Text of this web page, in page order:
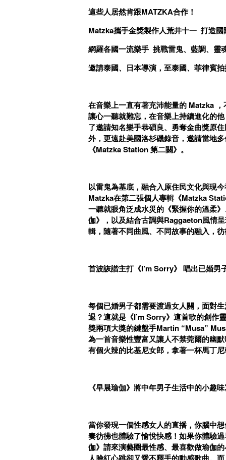
這些人居然肯跟MATZKA合作！
Matzka攜手金獎製作人荒井十一 打造國
網羅各國一流樂手 挑戰雷鬼、藍調、靈
邀請泰國、日本導演，至泰國、菲律賓
在音樂上一直有著充沛能量的 Matzka
讓心一聽就難忘，在音樂上持續進化的
了邀請知名樂手恭碩良、勇奪金曲獎原
外，更遠赴美國洛杉磯錄音，邀請當地
《Matzka Station 第二關》。
以雷鬼為基底，融合入原住民文化與現
Matzka在第二張個人專輯《Matzka
一聽就眼角泛成水災的《緊握你的溫柔
伽》，以及結合古調與Raggaeton風情
輯，隨著不同曲風、不同故事的融入，
首波詼諧主打《I’m Sorry》 唱出已婚男
每個已婚男子都需要渡過女人關，面對
退？這就是《I’m Sorry》這首歌的創作
獎兩項大獎的鍵盤手Martin “Musa”
為一首音樂性豐富又讓人不禁莞爾的幽
有個火辣的比基尼女郎，拿著一杯馬丁
《早晨瑜伽》將中年男子生活中的小趣
當你發現一個性感女人的直播，你腦中
奏彷彿也體驗了愉悅快感！如果你體驗
伽》請來演藝圈最性感、最喜歡做瑜伽